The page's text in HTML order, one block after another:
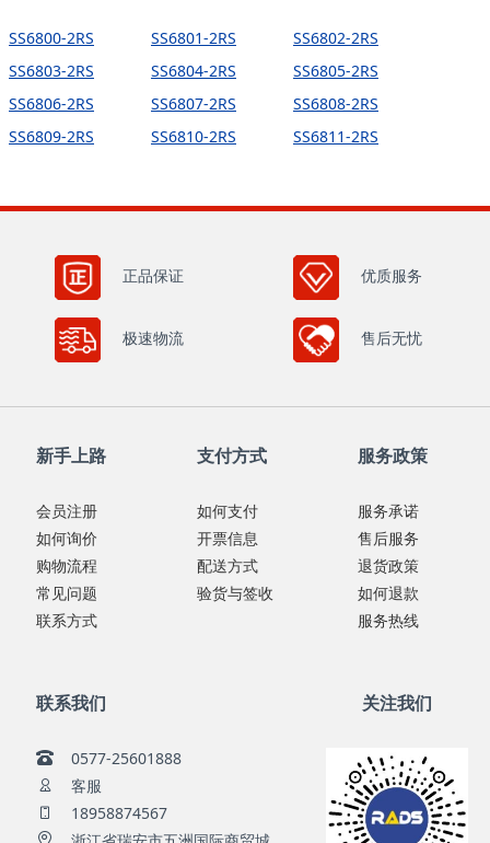
SS6800-2RS SS6801-2RS
SS6802-2RS
SS6803-2RS
SS6804-2RS
SS6805-2RS
SS6806-2RS
SS6807-2RS
SS6808-2RS
SS6809-2RS
SS6810-2RS SS6811-2RS
正品保证 优质服务
极速物流 售后无忧
新手上路
会员注册
如何询价
购物流程
常见问题
联系方式
支付方式
如何支付
开票信息
配送方式
验货与签收
服务政策
服务承诺
售后服务
退货政策
如何退款
服务热线
联系我们
0577-25601888
客服
18958874567
关注我们